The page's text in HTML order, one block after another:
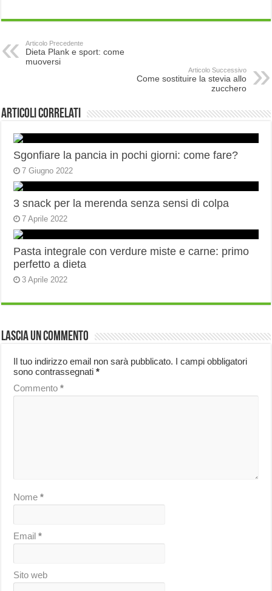
Articolo Precedente
Dieta Plank e sport: come
muoversi
Articolo Successivo
Come sostituire la stevia allo
zucchero
Articoli correlati
Sgonfiare la pancia in pochi giorni: come fare?
7 Giugno 2022
3 snack per la merenda senza sensi di colpa
7 Aprile 2022
Pasta integrale con verdure miste e carne: primo
perfetto a dieta
3 Aprile 2022
Lascia un commento
Il tuo indirizzo email non sarà pubblicato. I campi obbligatori
sono contrassegnati*
Commento*
Nome*
Email*
Sito web